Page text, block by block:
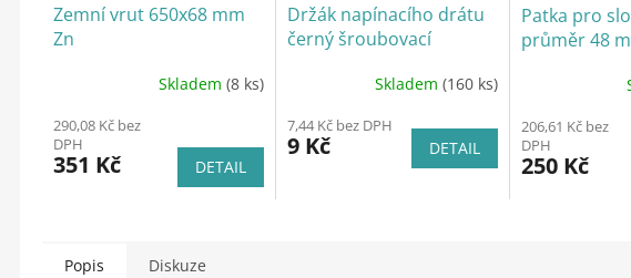
Zemní vrut 650x68 mm
Zn
Skladem (8 ks)
290,08 Kč bez
DPH
351 Kč DETAIL
Držák napínacího drátu
černý šroubovací
Skladem (160 ks)
7,44 Kč bez DPH
9 Kč DETAIL
Patka pro
průměr 48
206,61 Kč bez
DPH
250 Kč
Popis Diskuze